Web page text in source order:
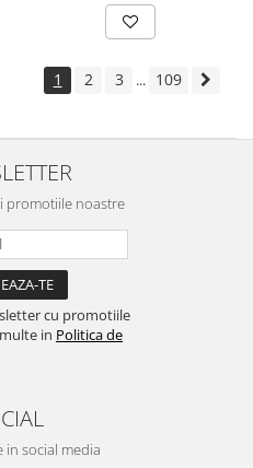
1 2 3 ... 109
promotiile noastre
cu promotiile
in Politica de
in social media